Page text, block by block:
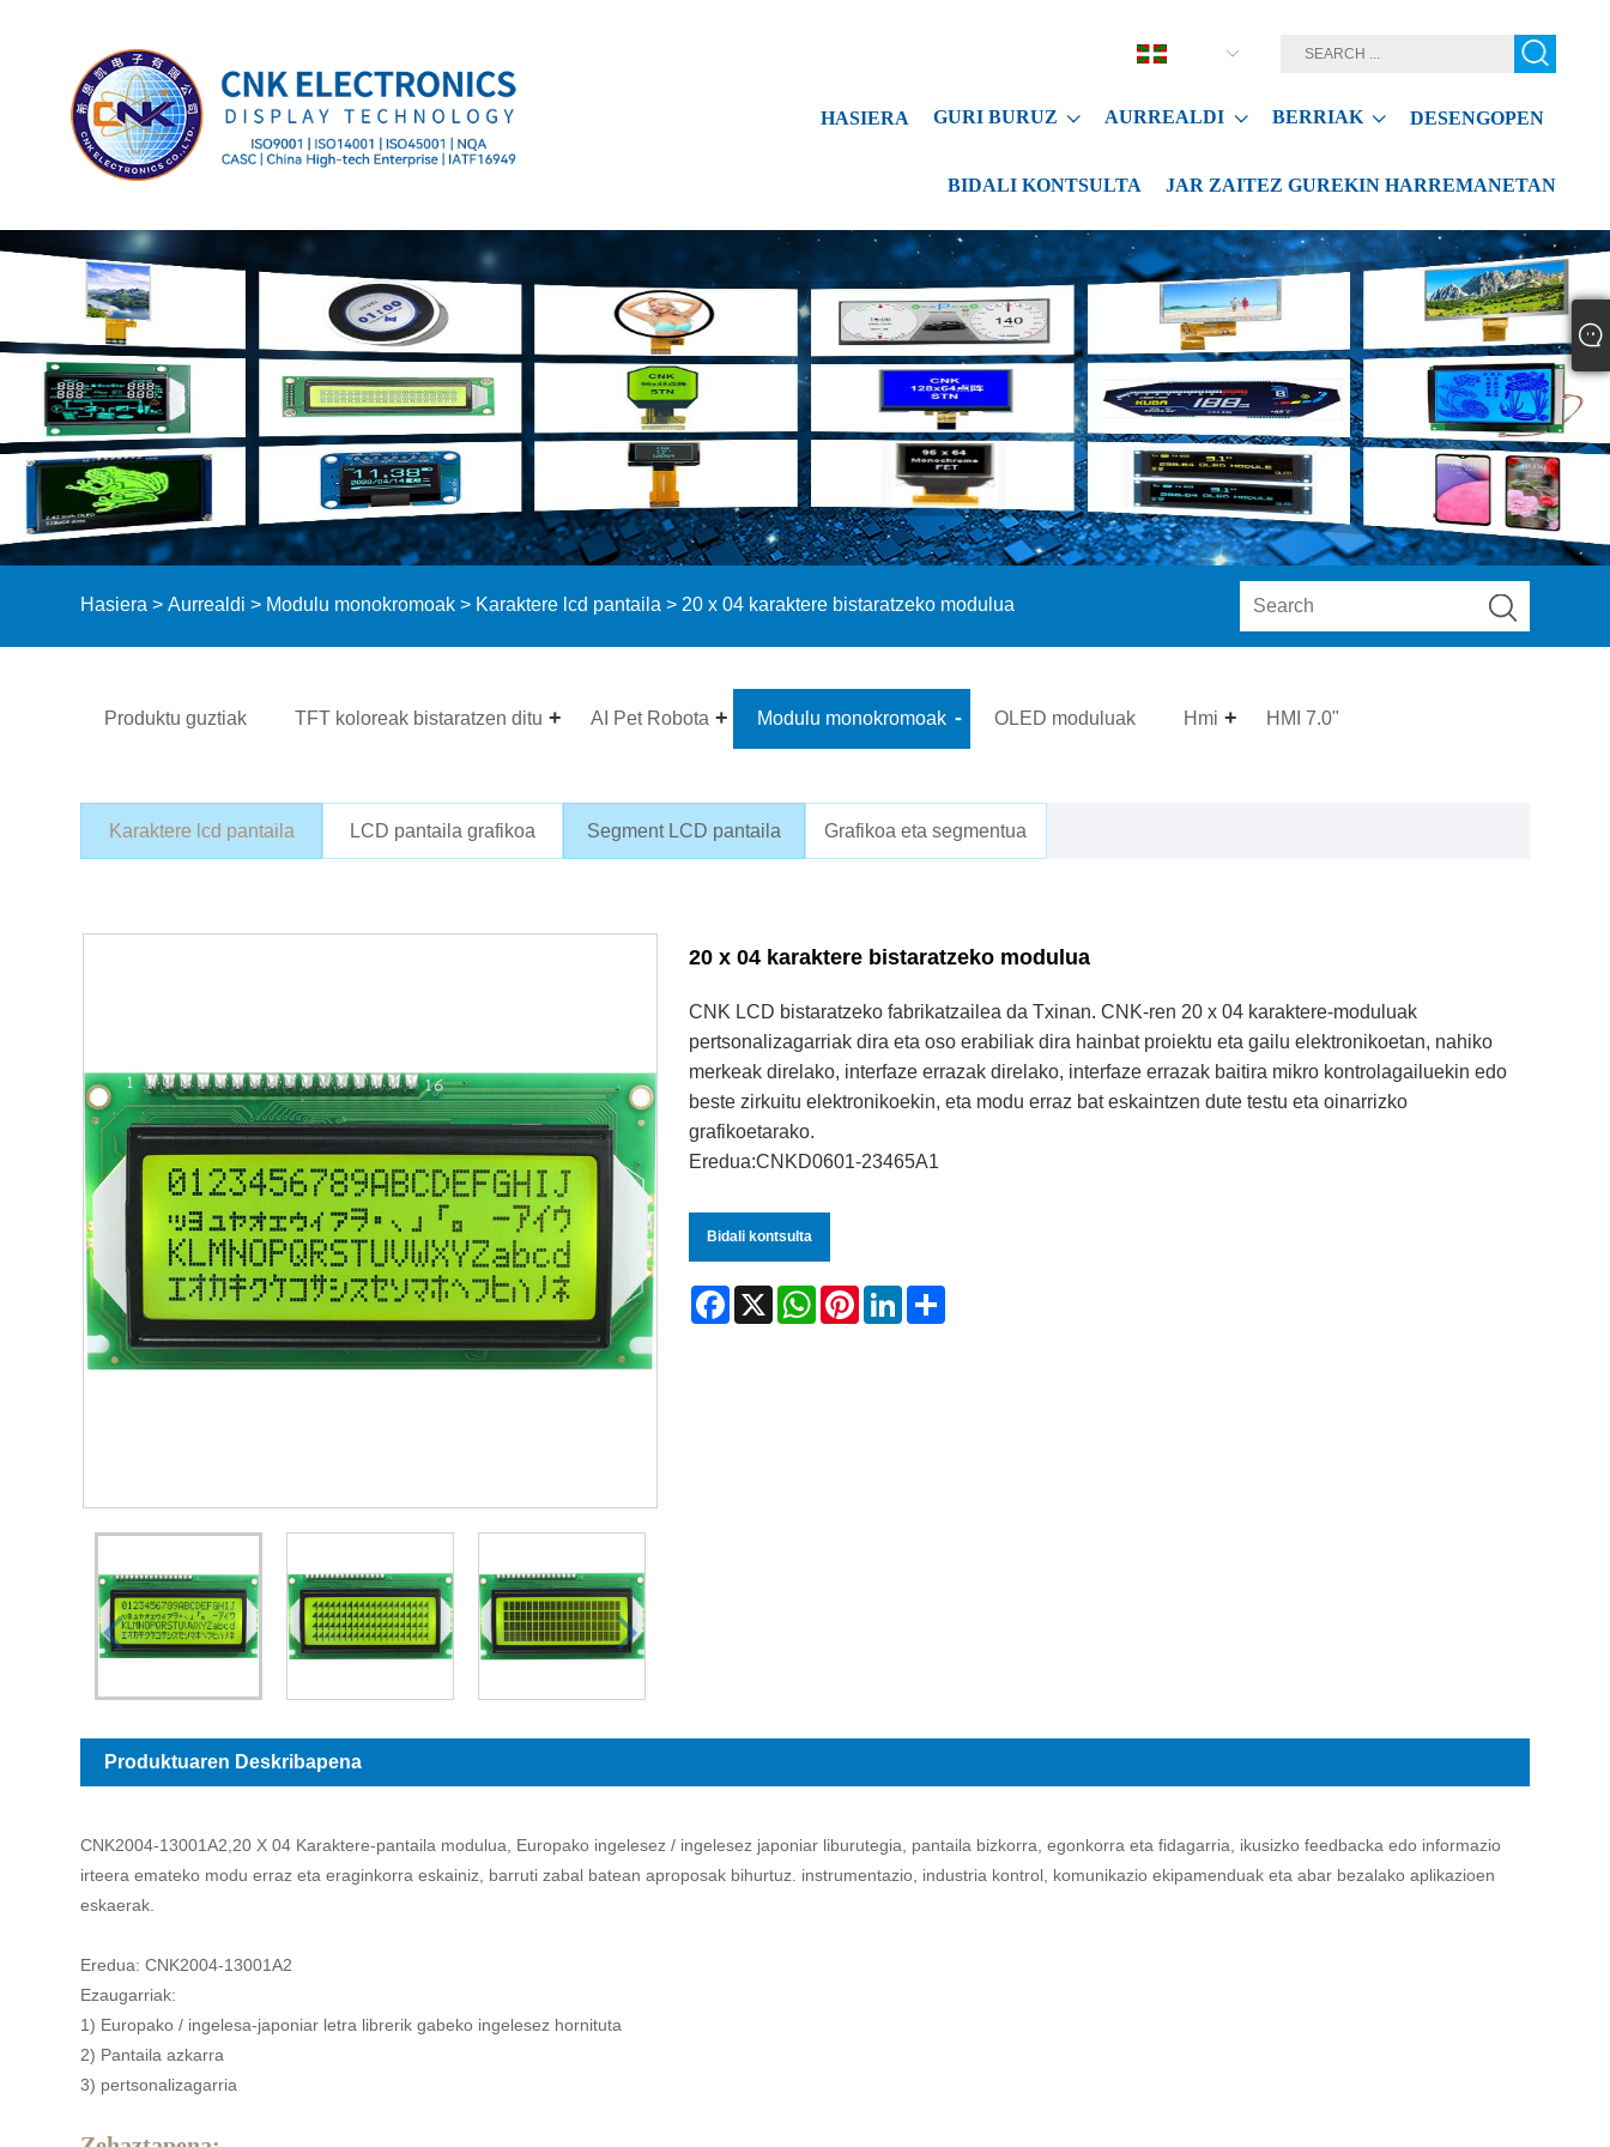
HASIERA GURI BURUZ AURREALDI BERRIAK DESENGOPEN
BIDALI KONTSULTA JAR ZAITEZ GUREKIN HARREMANETAN
Hasiera > Aurrealdi > Modulu monokromoak > Karaktere lcd pantaila > 20 x 04 karaktere bistaratzeko modulua
Produktu guztiak TFT koloreak bistaratzen ditu AI Pet Robota Modulu monokromoak OLED moduluak Hmi HMI 7.0"
Karaktere lcd pantaila LCD pantaila grafikoa Segment LCD pantaila Grafikoa eta segmentua
20 x 04 karaktere bistaratzeko modulua
CNK LCD bistaratzeko fabrikatzailea da Txinan. CNK-ren 20 x 04 karaktere-moduluak
pertsonalizagarriak dira eta oso erabiliak dira hainbat proiektu eta gailu elektronikoetan, nahiko
merkeak direlako, interfaze errazak direlako, interfaze errazak baitira mikro kontrolagailuekin edo
beste zirkuitu elektronikoekin, eta modu erraz bat eskaintzen dute testu eta oinarrizko
grafikoetarako.
Eredua:CNKD0601-23465A1
Bidali kontsulta
Facebook
X WhatsApp
PinterestLinkedIn
Produktuaren Deskribapena
CNK2004-13001A2,20 X 04 Karaktere-pantaila modulua, Europako ingelesez / ingelesez japoniar liburutegia, pantaila bizkorra, egonkorra eta fidagarria, ikusizko feedbacka edo informazio
irteera emateko modu erraz eta eraginkorra eskainiz, barruti zabal batean aproposak bihurtuz. instrumentazio, industria kontrol, komunikazio ekipamenduak eta abar bezalako aplikazioen
eskaerak.
Eredua: CNK2004-13001A2
Ezaugarriak:
1) Europako / ingelesa-japoniar letra librerik gabeko ingelesez hornituta
2) Pantaila azkarra
3) pertsonalizagarria